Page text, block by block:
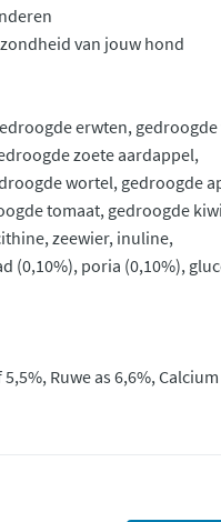
van jouw hond
erwten,
zoete aardappel,
wortel, gedroogde
tomaat, gedroogde
zeewier, inuline,
(0,10%), poria (0,10%),
Ruwe as 6,6%,